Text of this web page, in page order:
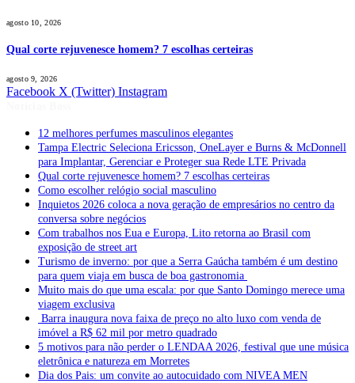
agosto 10, 2026
Qual corte rejuvenesce homem? 7 escolhas certeiras
agosto 9, 2026
Facebook X (Twitter) Instagram
12 melhores perfumes masculinos elegantes
Tampa Electric Seleciona Ericsson, OneLayer e Burns & McDonnell
para Implantar, Gerenciar e Proteger sua Rede LTE Privada
Qual corte rejuvenesce homem? 7 escolhas certeiras
Como escolher relógio social masculino
Inquietos 2026 coloca a nova geração de empresários no centro da
conversa sobre negócios
Com trabalhos nos Eua e Europa, Lito retorna ao Brasil com
exposição de street art
Turismo de inverno: por que a Serra Gaúcha também é um destino
para quem viaja em busca de boa gastronomia
Muito mais do que uma escala: por que Santo Domingo merece uma
viagem exclusiva
Barra inaugura nova faixa de preço no alto luxo com venda de
imóvel a R$ 62 mil por metro quadrado
5 motivos para não perder o LENDAA 2026, festival que une música
eletrônica e natureza em Morretes
Dia dos Pais: um convite ao autocuidado com NIVEA MEN